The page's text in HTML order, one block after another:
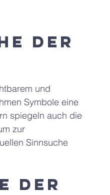
der
und
Symbole eine
spiegeln auch die
zur
Sinnsuche
der